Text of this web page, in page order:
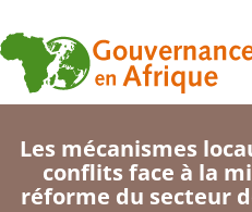
Les mécanismes
conflits face à la
réforme du secteur